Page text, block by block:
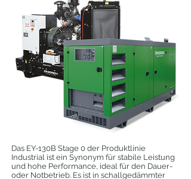
Das EY-130B Stage 0 der Produktlinie
Industrial ist ein Synonym für stabile Leistung
und hohe Performance, ideal für den Dauer-
oder Notbetrieb. Es ist in schallgedämmter